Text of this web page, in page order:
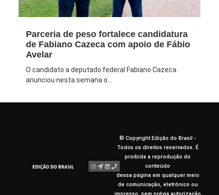
Parceria de peso fortalece candidatura
de Fabiano Cazeca com apoio de Fábio
Avelar
O candidato a deputado federal Fabiano Cazeca
anunciou nesta semana o...
© Copyright Edição do Brasil -
Todos os direitos reservados. É
proibida a reprodução do
conteúdo
dessa página em qualquer meio
de comunicação, eletrônico ou